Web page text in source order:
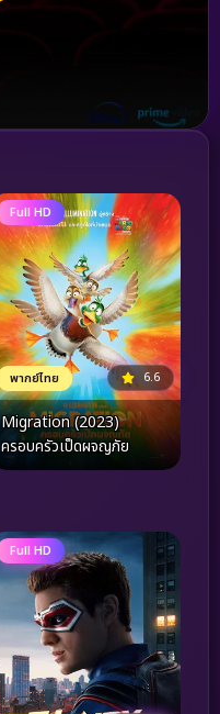
Full HD
พากย์ไทย 6.6
Migration (2023)
ครอบครัวเป็ดผจญภัย
Full HD